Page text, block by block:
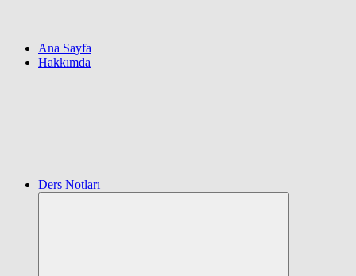
Ana Sayfa
Hakkımda
Ders Notları